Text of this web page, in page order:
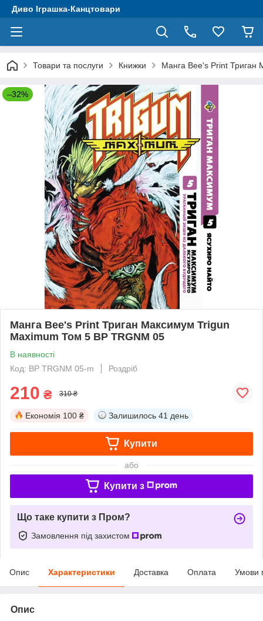
Диво Іграшка-Канцтовари
Товари та послуги Книжки Манга Bee's Print Триган
–32%
Манга Bee's Print Триган Максимум Trigun
Maximum Том 5 BP TRGNM 05
В наявності
Код: BP TRGNM 05-m
Роздріб
210 ₴ 310 ₴
Економія 100 ₴ Залишилось 41 день
Купити
або
Купити з
Що таке купити з Пром?
Замовлення під захистом
Опис Характеристики Доставка Оплата Умови
Опис